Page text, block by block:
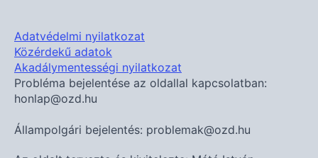
Adatvédelmi nyilatkozat
Közérdekű adatok
Akadálymentességi nyilatkozat
Probléma bejelentése az oldallal kapcsolatban:
honlap@ozd.hu
Állampolgári bejelentés: problemak@ozd.hu